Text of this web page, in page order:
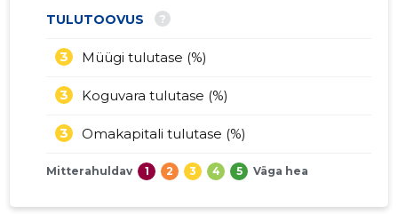
TULUTOOVUS ?
Müügi tulutase (%)
3
Koguvara tulutase (%)
3
Omakapitali tulutase (%)
3
Mitterahuldav 1 2 3 4 5 Väga hea